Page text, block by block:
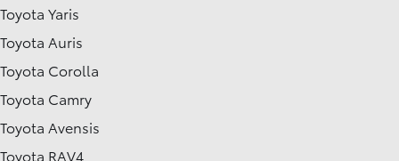
Toyota Yaris
Toyota Auris
Toyota Corolla
Toyota Camry
Toyota Avensis
Toyota RAV4